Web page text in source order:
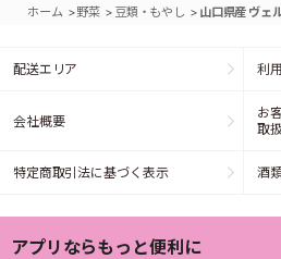
ホーム >野菜 > 豆類・もやし > 山口県産 ヴェ
配送エリア 利
会社概要
お
取
特定商取引法に基づく表示 酒
アプリならもっと便利に